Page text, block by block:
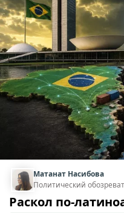
Матанат Насибова
Политический
Раскол по-